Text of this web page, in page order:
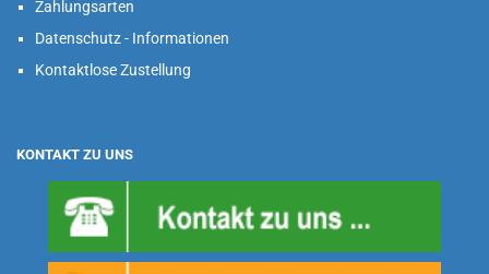
Zahlungsarten
Datenschutz - Informationen
Kontaktlose Zustellung
KONTAKT ZU UNS